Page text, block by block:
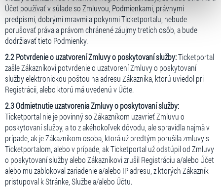
zpracování upravíte zaškrtnutím příslušné varianty. Svoji
volbu můžete kdykoliv změnit v zápatí stránky v záložce
„Cookies a jejich nastavení“.
Účet používať v súlade so Zmluvou, Podmienkami, právnymi
predpismi, dobrými mravmi a pokynmi Ticketportalu, nebude
porušovať práva a právom chránené záujmy tretích osôb, a bude
dodržiavať tieto Podmienky.
2.2 Potvrdenie o uzatvorení Zmluvy o poskytovaní služby:Ticketportal
zašle Zákazníkovi potvrdenie o uzatvorení Zmluvy o poskytovaní
služby elektronickou poštou na adresu Zákazníka, ktorú uviedol pri
Registrácii, alebo ktorú má uvedenú v Účte.
2.3 Odmietnutie uzatvorenia Zmluvy o poskytovaní služby:
Ticketportal nie je povinný so Zákazníkom uzavrieť Zmluvu o
poskytovaní služby, a to z akéhokoľvek dôvodu, ale spravidla najmä v
prípade, ak je Zákazníkom osoba, ktorá už predtým porušila zmluvy s
Ticketportalom, alebo v prípade, ak Ticketportal už odstúpil od Zmluvy
o poskytovaní služby alebo Zákazníkovi zrušil Registráciu a/alebo Účet
alebo mu zablokoval zariadenie a/alebo IP adresu, z ktorých Zákazník
pristupoval k Stránke, Službe a/alebo Účtu.